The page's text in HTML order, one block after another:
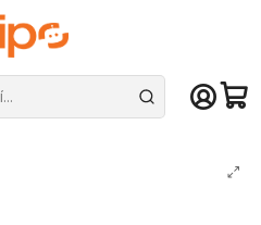
De lunes a sábado en el gran
Placas Madre Intel LGA 1700
RS Wi-Fi, DDR5 LGA1700, mATX